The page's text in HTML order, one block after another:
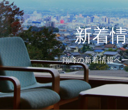
新着
翔峰の新着情報ペ